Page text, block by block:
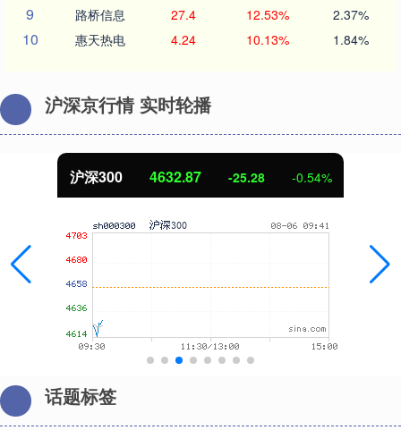
9 路桥信息 27.4 12.53% 2.37%
10 惠天热电 4.24 10.13% 1.84%
沪深京行情 实时轮播
沪深300 4632.87 -25.28 -0.54%
话题标签